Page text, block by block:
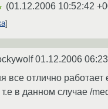
(01.12.2006 10:52:42
01.12.2006
все отлично
т.е в данном случае /